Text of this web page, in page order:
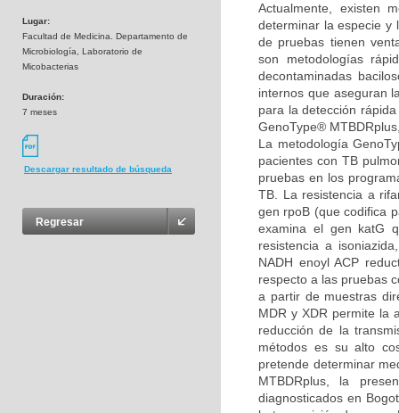
Lugar:
Facultad de Medicina. Departamento de
Microbiología, Laboratorio de
Micobacterias
Duración:
7 meses
Descargar resultado de búsqueda
Regresar
Actualmente, existen
determinar la especie y
de pruebas tienen
son metodologías
decontaminadas
internos que aseguran
para la detección
GenoType®
La metodología
pacientes con TB
pruebas en los
TB. La resistencia a
gen rpoB (que codifica
examina el gen katG
resistencia a
NADH enoyl ACP
respecto a las pruebas
a partir de muestras
MDR y XDR permite la
reducción de la
métodos es su alto
pretende determinar
MTBDRplus, la
diagnosticados en